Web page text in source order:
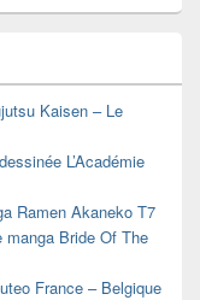
Kaisen – Le
L’Académie
Ramen Akaneko T7
manga Bride Of The
France – Belgique